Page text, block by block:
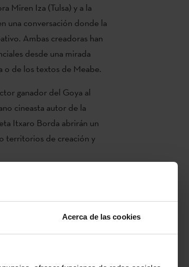
Acerca de las cookies
Miren Iza (Tulsa) y a la
una conversación donde la
Ambas creadoras han
desde una mirada
o de los textos de Meabe.
ganador del Goya al
cineasta autor de la
Itxaro Borda abrirán un
territorios de creación y
festival con una mirada